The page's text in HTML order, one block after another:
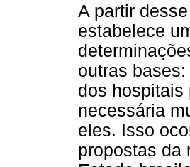
A partir
estabelece
outras
dos hospitais
necessária
eles. Isso
propostas da